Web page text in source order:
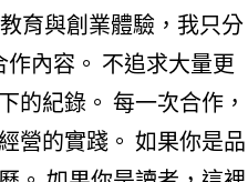
育與創業體驗，我只分
內容。 不追求大量更
的紀錄。 每一次合作，
營的實踐。 如果你是品